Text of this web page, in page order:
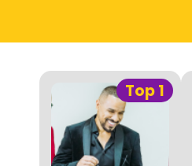
Top 1